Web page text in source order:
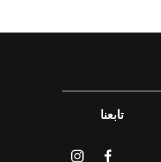
تابعنا